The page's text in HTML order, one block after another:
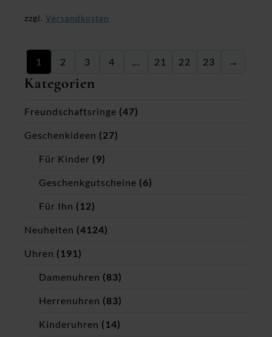
Kategorien
Freundschaftsringe (47)
Geschenkideen (27)
Für Kinder (9)
Geschenkgutscheine (6)
Für Ihn (12)
Neuheiten (4124)
Uhren (191)
Damenuhren (83)
Herrenuhren (83)
Kinderuhren (14)
zzgl. Versandkosten
1 2 3 4 21 22 23 →